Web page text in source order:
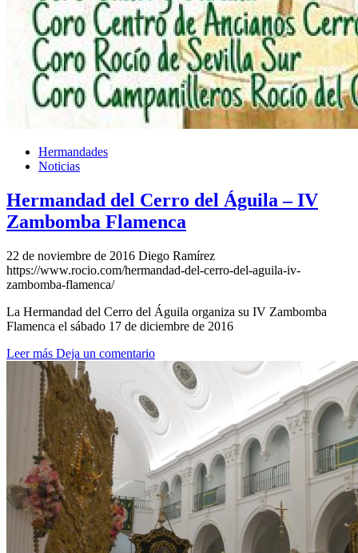
Hermandades
Noticias
Hermandad del Cerro del Águila – IV
Zambomba Flamenca
22 de noviembre de 2016 Diego Ramírez
https://www.rocio.com/hermandad-del-cerro-del-aguila-iv-
zambomba-flamenca/
La Hermandad del Cerro del Águila organiza su IV Zambomba
Flamenca el sábado 17 de diciembre de 2016
Leer más Deja un comentario